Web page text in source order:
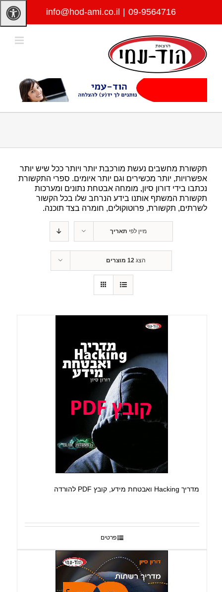
09-9564716
|
info@hod-ami.co.il
תקשורת מחשבים נעשת מורכבת יותר ויותר ככל שיש יותר
אפשרויות, יותר מכשירים וגם יותר איומים. ספרי התקשורת
נכתבו בידי דורון סיון, מומחה אבטחת נתונים ומערכות
תקשורת המשתף אותנו בידע הנרחב שלו בכל הקשור
לשרתים, תקשורת, פרוטוקולים, חומרה בצד תוכנה.
מיין לפי תאריך
הצג 12 מוצרים
מדריך Hacking ואבטחת מידע, קובץ PDF להורדה
פרטים